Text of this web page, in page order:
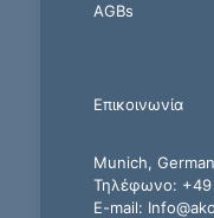
AGBs
Επικοινωνία
Munich,
Τηλέφωνο: +49
E-mail: